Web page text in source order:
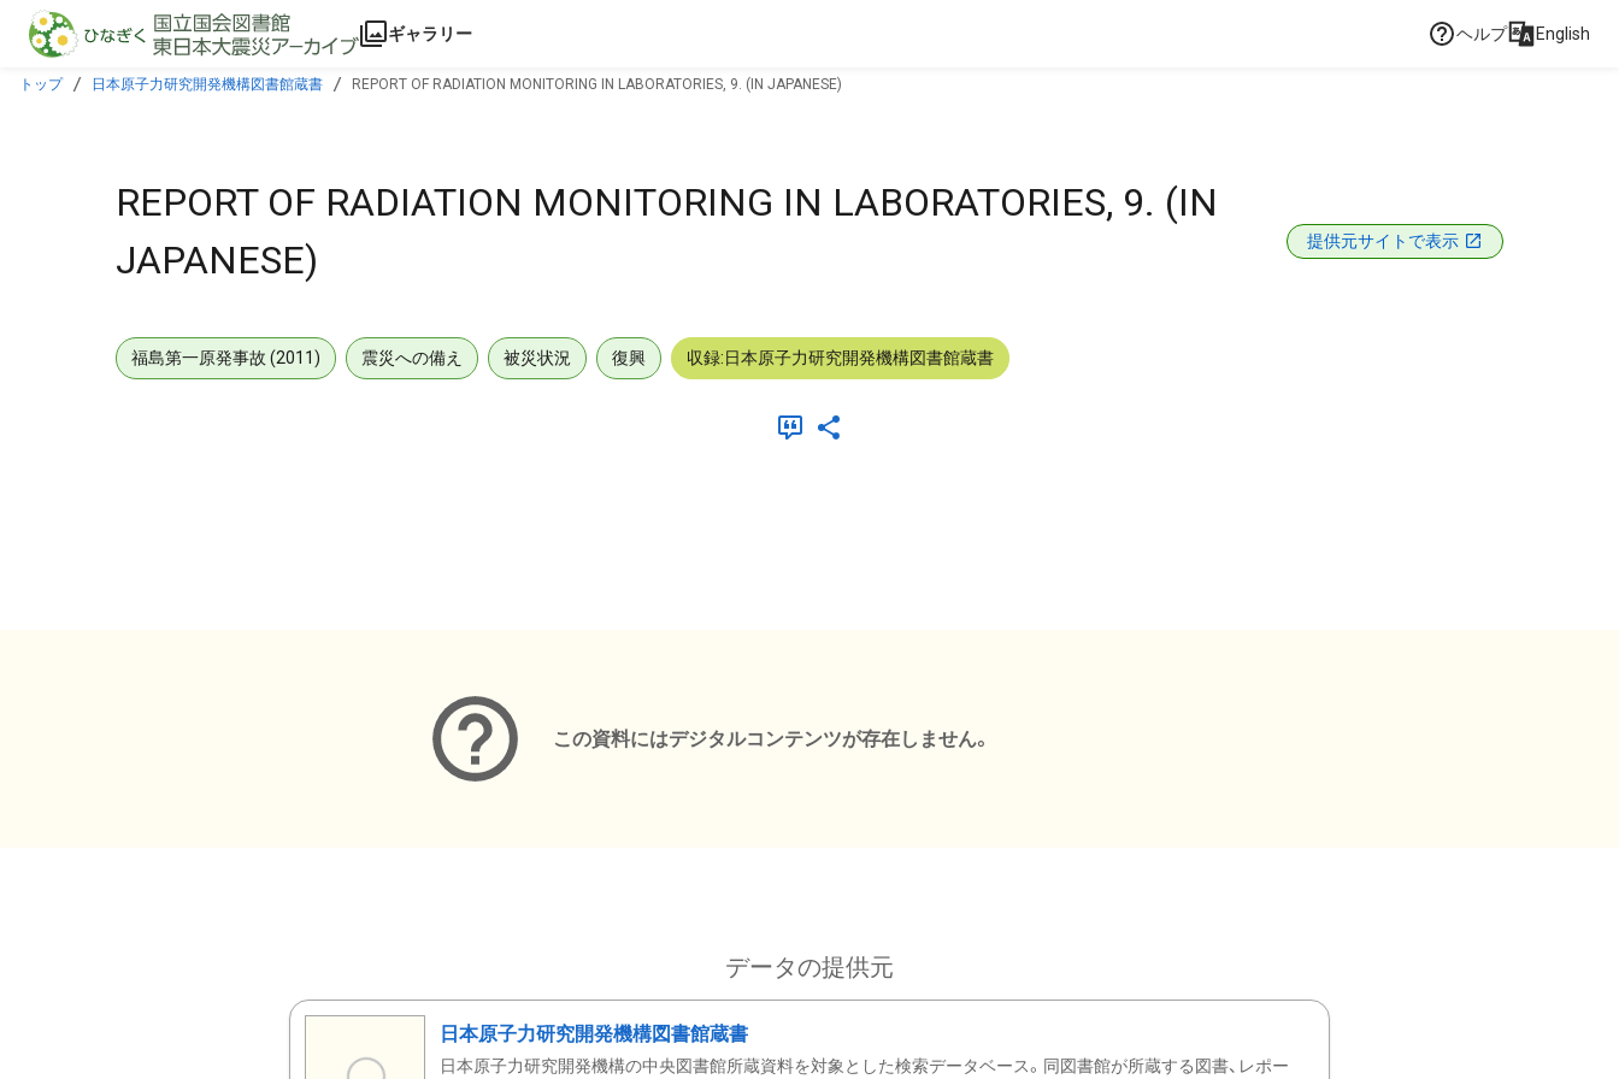
本文に飛ぶ
ギャラリー ヘルプ English
トップ 日本原子力研究開発機構図書館蔵書 REPORT OF RADIATION MONITORING IN LABORATORIES, 9. (IN JAPANESE)
REPORT OF RADIATION MONITORING IN LABORATORIES, 9. (IN
JAPANESE)
提供元サイトで表示
福島第一原発事故 (2011) 震災への備え 被災状況 復興 収録:日本原子力研究開発機構図書館蔵書
この資料にはデジタルコンテンツが存在しません。
データの提供元
日本原子力研究開発機構図書館蔵書
日本原子力研究開発機構の中央図書館所蔵資料を対象とした検索データベース。同図書館が所蔵する図書、レポー